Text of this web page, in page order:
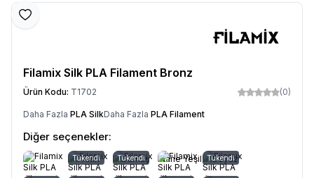
Favoriye Ekle
Filamix Silk PLA Filament Bronz
Ürün Kodu: T1702 (0)
Daha Fazla PLA SilkDaha Fazla PLA Filament
Diğer seçenekler:
Tükendi
Altın Tükendi
Gümüş Nane Yeşil Tükendi
Beyaz